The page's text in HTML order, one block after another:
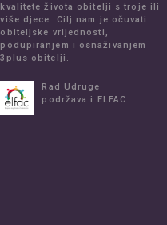
kvalitete života obitelji s troje ili
više djece. Cilj nam je očuvati
obiteljske vrijednosti,
podupiranjem i osnaživanjem
3plus obitelji.
Rad Udruge
podržava i ELFAC.